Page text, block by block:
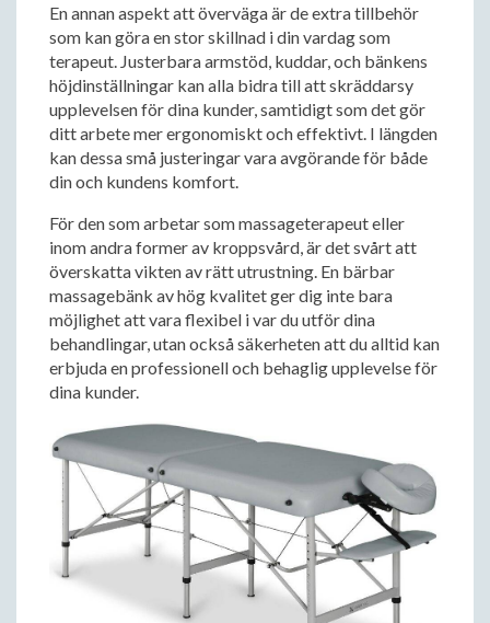
En annan aspekt att överväga är de extra tillbehör
som kan göra en stor skillnad i din vardag som
terapeut. Justerbara armstöd, kuddar, och bänkens
höjdinställningar kan alla bidra till att skräddarsy
upplevelsen för dina kunder, samtidigt som det gör
ditt arbete mer ergonomiskt och effektivt. I längden
kan dessa små justeringar vara avgörande för både
din och kundens komfort.
För den som arbetar som massageterapeut eller
inom andra former av kroppsvård, är det svårt att
överskatta vikten av rätt utrustning. En bärbar
massagebänk av hög kvalitet ger dig inte bara
möjlighet att vara flexibel i var du utför dina
behandlingar, utan också säkerheten att du alltid kan
erbjuda en professionell och behaglig upplevelse för
dina kunder.